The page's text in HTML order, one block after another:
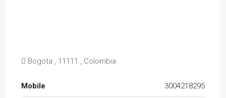
Bogota , 11111 , Colombia
Mobile 3004218295